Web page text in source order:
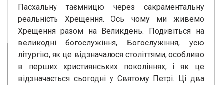
Пасхальну таємницю через сакраментальну
реальність Хрещення. Ось чому ми живемо
Хрещення разом на Великдень. Подивіться на
великодні богослужіння, Богослужіння, усю
літургію, як це відзначалося століттями, особливо
в перших християнських поколіннях, і як це
відзначається сьогодні у Святому Петрі. Ці два